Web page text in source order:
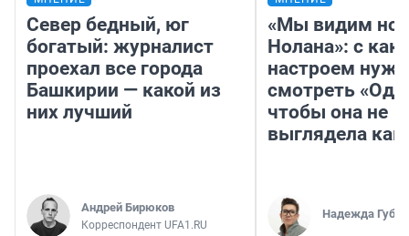
Север бедный, юг
богатый: журналист
проехал все города
Башкирии — какой из
них лучший
Андрей Бирюков
Корреспондент UFA1.RU
«Мы видим
Нолана»: с
настроем
смотреть
чтобы она не
выглядела как
Надежда